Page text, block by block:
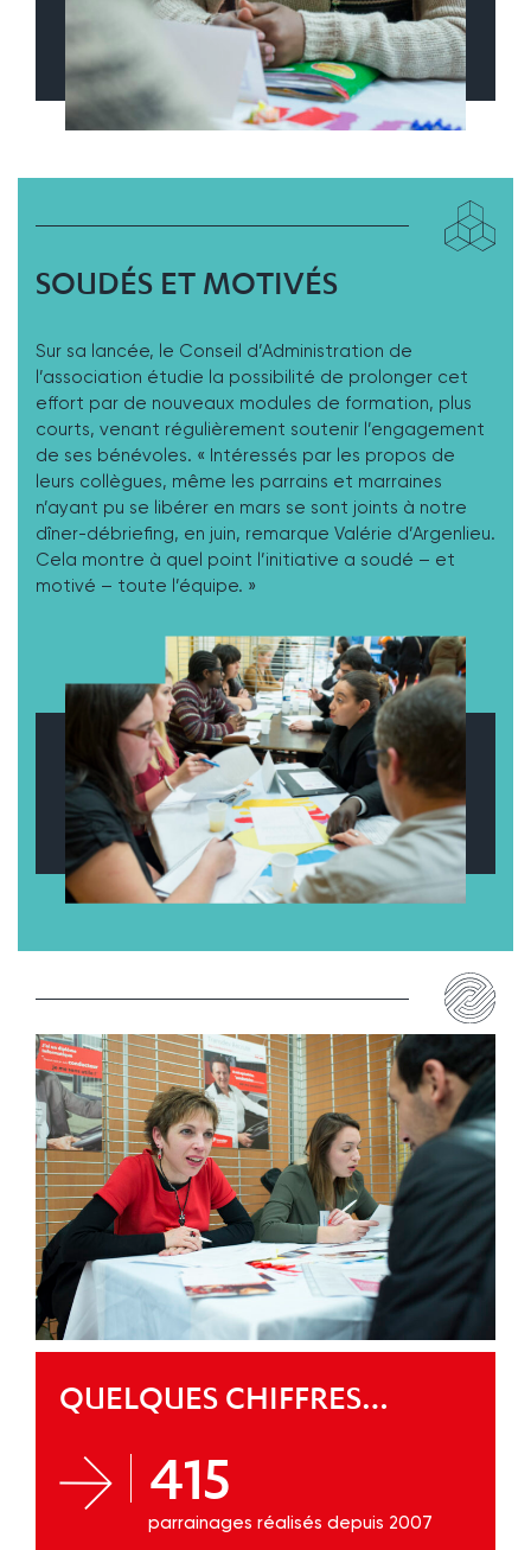
SOUDÉS ET MOTIVÉS
Sur sa lancée, le Conseil d’Administration de
l’association étudie la possibilité de prolonger cet
effort par de nouveaux modules de formation, plus
courts, venant régulièrement soutenir l’engagement
de ses bénévoles. « Intéressés par les propos de
leurs collègues, même les parrains et marraines
n’ayant pu se libérer en mars se sont joints à notre
dîner-débriefing, en juin, remarque Valérie d’Argenlieu.
Cela montre à quel point l’initiative a soudé – et
motivé – toute l’équipe. »
QUELQUES CHIFFRES…
415
parrainages réalisés depuis 2007